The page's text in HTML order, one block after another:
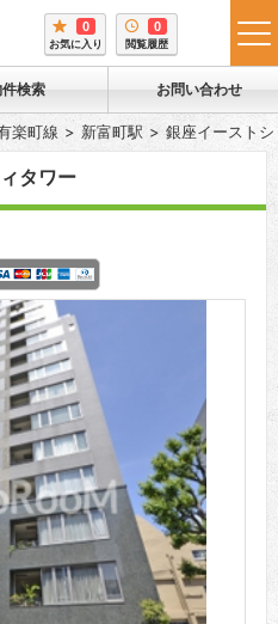
0
お気に入り
0
閲覧履歴
検索 お問い合わせ
楽町線 新富町駅 銀座イースト
タワー